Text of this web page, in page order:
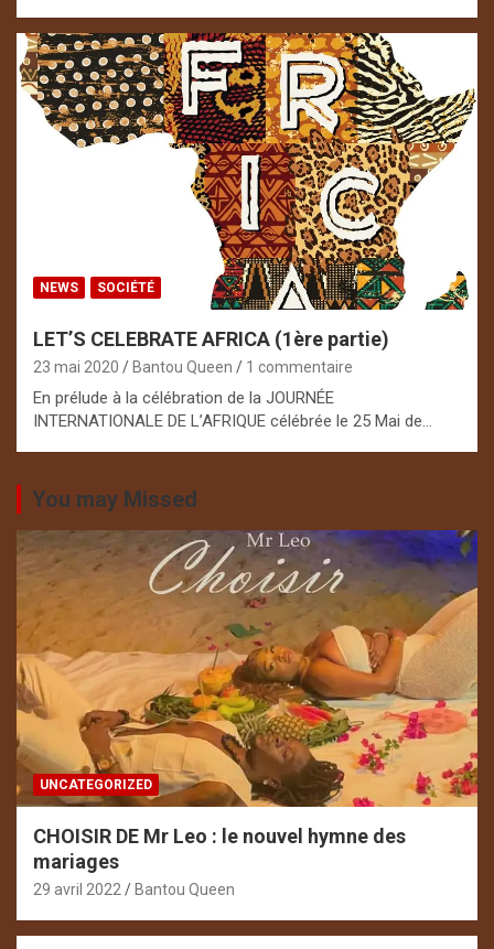
NEWS SOCIÉTÉ
LET’S CELEBRATE AFRICA (1ère partie)
23 mai 2020 Bantou Queen 1 commentaire
En prélude à la célébration de la JOURNÉE
INTERNATIONALE DE L’AFRIQUE célébrée le 25 Mai de…
You may Missed
UNCATEGORIZED
CHOISIR DE Mr Leo : le nouvel hymne des
mariages
29 avril 2022 Bantou Queen